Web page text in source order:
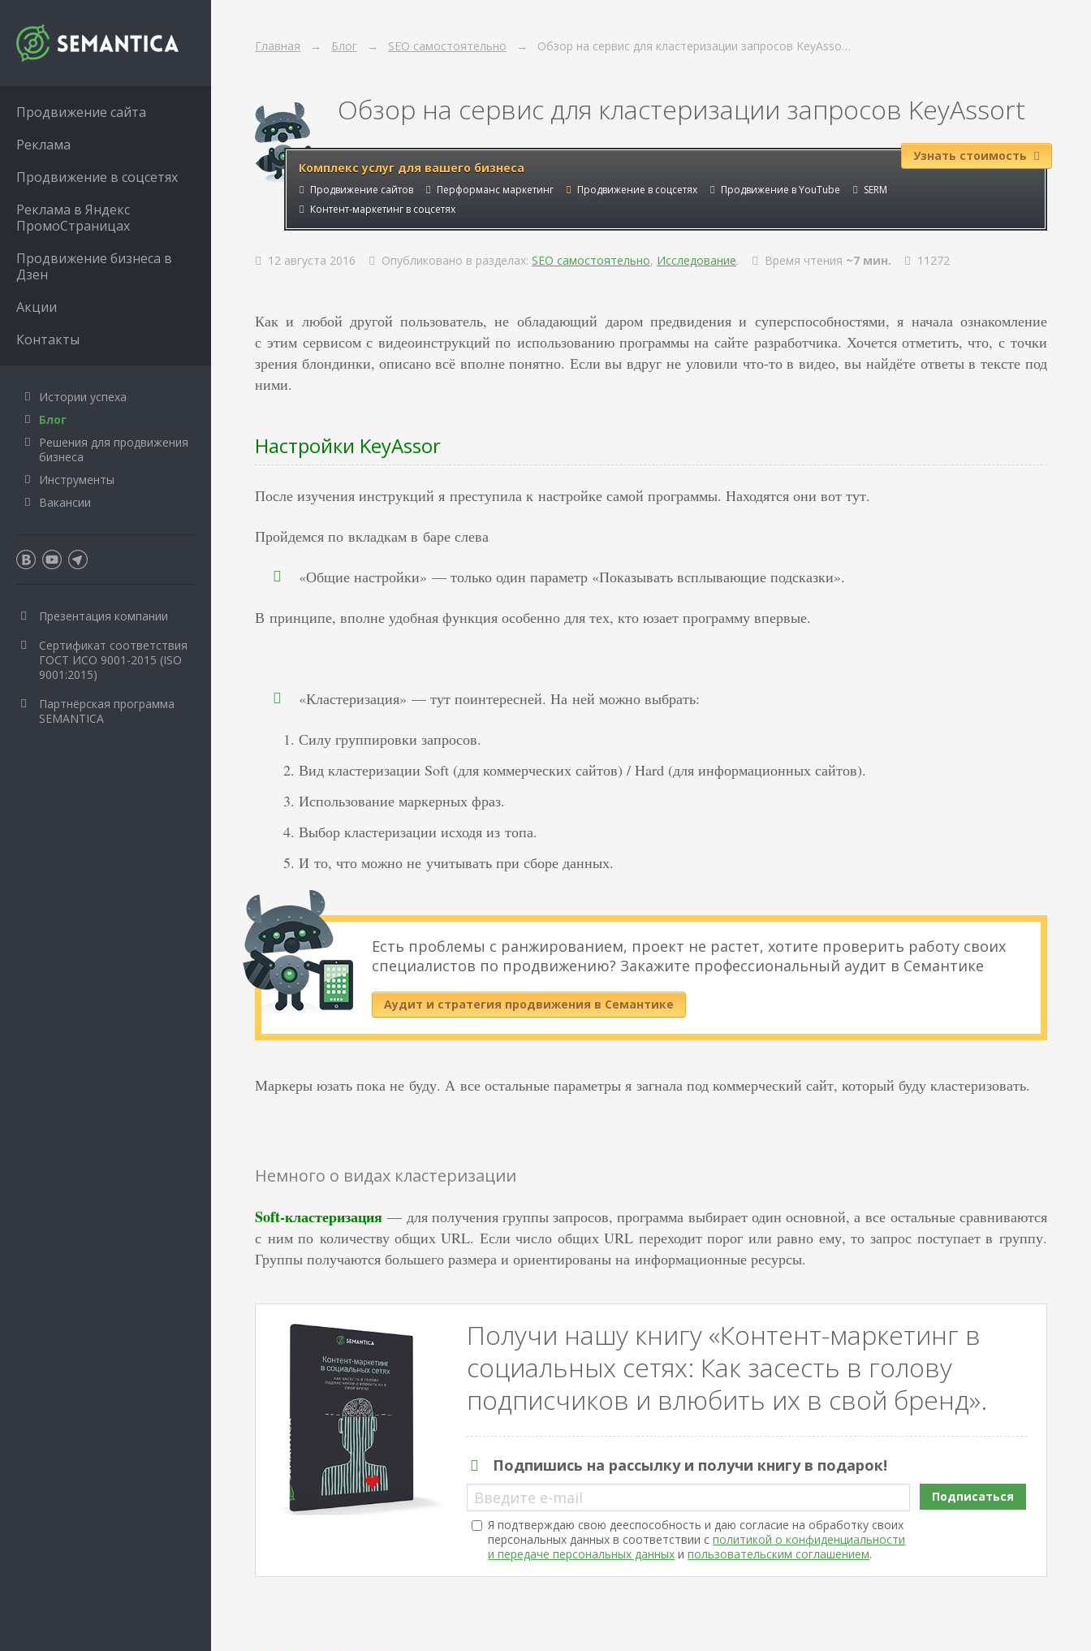
Главная Блог SEO самостоятельно Обзор на сервис для кластеризации запросов KeyAsso…
Обзор на сервис для кластеризации запросов KeyAssort
Комплекс услуг для вашего бизнеса
Продвижение сайтов Перформанс маркетинг Продвижение в соцсетях Продвижение в YouTube
SERM
Контент-маркетинг в соцсетях
Узнать стоимость
12 августа 2016 Опубликовано в разделах: SEO самостоятельно, Исследование. Время чтения ~7 мин. 11272
Как и любой другой пользователь, не обладающий даром предвидения и суперспособностями, я начала ознакомление
с этим сервисом с видеоинструкций по использованию программы на сайте разработчика. Хочется отметить, что, с точки
зрения блондинки, описано всё вполне понятно. Если вы вдруг не уловили что-то в видео, вы найдёте ответы в тексте под
ними.
Настройки KeyAssor
После изучения инструкций я преступила к настройке самой программы. Находятся они вот тут.
Пройдемся по вкладкам в баре слева
«Общие настройки» — только один параметр «Показывать всплывающие подсказки».
В принципе, вполне удобная функция особенно для тех, кто юзает программу впервые.
«Кластеризация» — тут поинтересней. На ней можно выбрать:
Силу группировки запросов.
Вид кластеризации Soft (для коммерческих сайтов) / Hard (для информационных сайтов).
Использование маркерных фраз.
Выбор кластеризации исходя из топа.
И то, что можно не учитывать при сборе данных.
Есть проблемы с ранжированием, проект не растет, хотите проверить работу своих
специалистов по продвижению? Закажите профессиональный аудит в Семантике
Аудит и стратегия продвижения в Семантике
Маркеры юзать пока не буду. А все остальные параметры я загнала под коммерческий сайт, который буду кластеризовать.
Немного о видах кластеризации
Soft-кластеризация — для получения группы запросов, программа выбирает один основной, а все остальные сравниваются
с ним по количеству общих URL. Если число общих URL переходит порог или равно ему, то запрос поступает в группу.
Группы получаются большего размера и ориентированы на информационные ресурсы.
Получи нашу книгу «Контент-маркетинг в
социальных сетях: Как засесть в голову
подписчиков и влюбить их в свой бренд».
Подпишись на рассылку и получи книгу в подарок!
Введите e-mail
Я подтверждаю свою дееспособность и даю согласие на обработку своих
персональных данных в соответствии сполитикой о конфиденциальности
и передаче персональных данных ипользовательским соглашением.
Подписаться
Продвижение сайта
Реклама
Продвижение в соцсетях
Реклама в Яндекс
ПромоСтраницах
Продвижение бизнеса в
Дзен
Акции
Контакты
Истории успеха
Блог
Решения для продвижения
бизнеса
Инструменты
Вакансии
Презентация компании
Сертификат соответствия
ГОСТ ИСО 9001-2015 (ISO
9001:2015)
Партнёрская программа
SEMANTICA